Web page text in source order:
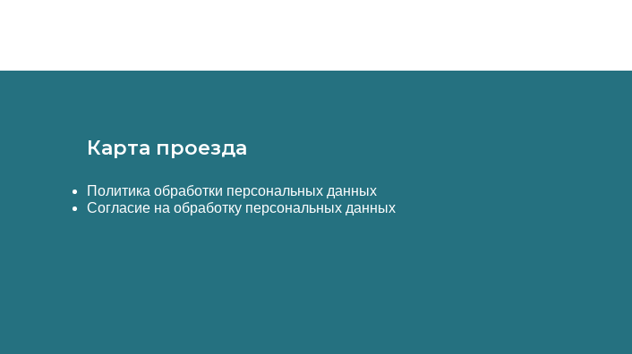
Карта проезда
Политика обработки персональных данных
Согласие на обработку персональных данных